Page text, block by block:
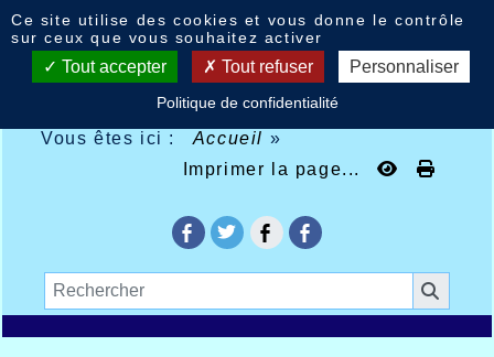
Vous êtes ici : Accueil »
Imprimer la page...
Ce site utilise des cookies et vous donne le contrôle
sur ceux que vous souhaitez activer
Tout accepter Tout refuser Personnaliser
Politique de confidentialité